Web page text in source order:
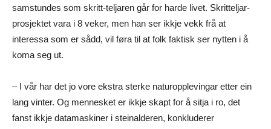
samstundes som skritt-teljaren går for harde livet. Skritteljar-
prosjektet vara i 8 veker, men han ser ikkje vekk frå at
interessa som er sådd, vil føra til at folk faktisk ser nytten i å
koma seg ut.
– I vår har det jo vore ekstra sterke naturopplevingar etter ein
lang vinter. Og mennesket er ikkje skapt for å sitja i ro, det
fanst ikkje datamaskiner i steinalderen, konkluderer